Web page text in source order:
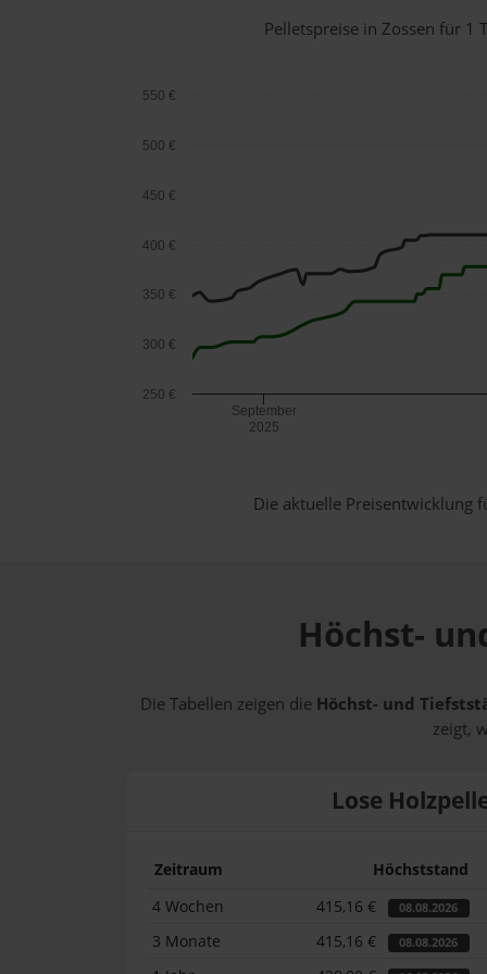
Pelletspreise in Zossen für 1
September
2025
250 €
300 €
350 €
400 €
450 €
500 €
550 €
Die aktuelle Preisentwicklung
Höchst-
Die Tabellen zeigen die Höchst- und
zeigt,
Lose
Zeitraum Höchststand
4 Wochen
415,16 € 08.08.2026
3 Monate 415,16 € 08.08.2026